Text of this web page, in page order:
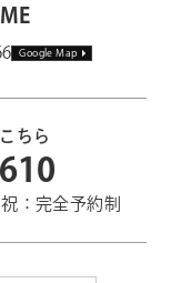
Google Map
ちら
：完全予約制